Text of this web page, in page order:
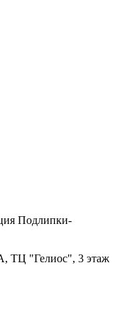
Подлипки-
ТЦ "Гелиос", 3 этаж